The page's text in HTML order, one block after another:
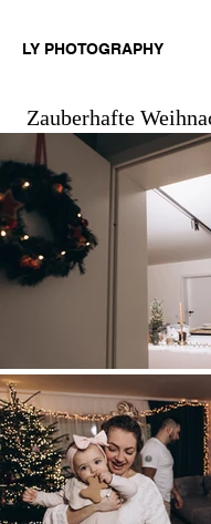
LY PHOTOGRAPHY
Zauberhafte